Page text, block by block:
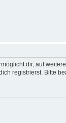
dir, auf
registrierst. Bitte